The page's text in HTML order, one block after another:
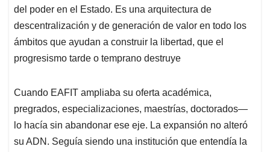
del poder en el Estado. Es una arquitectura de
descentralización y de generación de valor en todo los
ámbitos que ayudan a construir la libertad, que el
progresismo tarde o temprano destruye
Cuando EAFIT ampliaba su oferta académica,
pregrados, especializaciones, maestrías, doctorados—
lo hacía sin abandonar ese eje. La expansión no alteró
su ADN. Seguía siendo una institución que entendía la